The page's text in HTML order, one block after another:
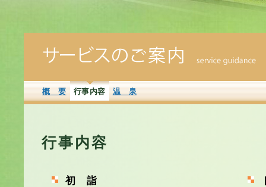
概 要 行事内容 温 泉
行事内容
初 詣